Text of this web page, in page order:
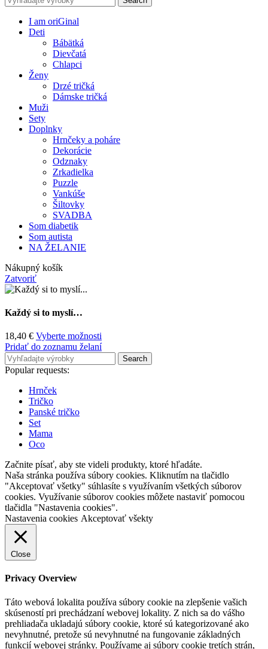
I am oriGinal
Deti
Bábätká
Dievčatá
Chlapci
Ženy
Drzé tričká
Dámske tričká
Muži
Sety
Doplnky
Hrnčeky a poháre
Dekorácie
Odznaky
Zrkadielka
Puzzle
Vankúše
Šiltovky
SVADBA
Som diabetik
Som autista
NA ŽELANIE
Nákupný košík
Zatvoriť
Každý si to myslí…
18,40 € Vyberte možnosti
Pridať do zoznamu želaní
Search
Popular requests:
Hrnček
Tričko
Panské tričko
Set
Mama
Oco
Začnite písať, aby ste videli produkty, ktoré hľadáte.
Naša stránka používa súbory cookies. Kliknutím na tlačidlo
"Akceptovať všetky" súhlasíte s využívaním všetkých súborov
cookies. Využívanie súborov cookies môžete nastaviť pomocou
tlačidla "Nastavenia cookies".
Nastavenia cookies Akceptovať všekty
Close
Privacy Overview
Táto webová lokalita používa súbory cookie na zlepšenie vašich
skúseností pri prechádzaní webovej lokality. Z nich sa do vášho
prehliadača ukladajú súbory cookie, ktoré sú kategorizované ako
nevyhnutné, pretože sú nevyhnutné na fungovanie základných
funkcií webovej stránky. Používame aj súbory cookie tretích strán,